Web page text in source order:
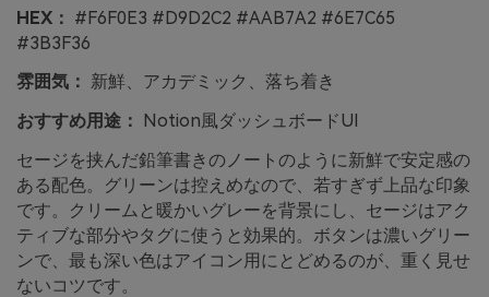
HEX： #F6F0E3 #D9D2C2 #AAB7A2 #6E7C65
#3B3F36
雰囲気： 新鮮、アカデミック、落ち着き
おすすめ用途：
Notion風ダッシュボードUI
セージを挟んだ鉛筆書きのノートのように新鮮で安定感の
ある配色。グリーンは控えめなので、若すぎず上品な印象
です。クリームと暖かいグレーを背景にし、セージはアク
ティブな部分やタグに使うと効果的。ボタンは濃いグリー
ンで、最も深い色はアイコン用にとどめるのが、重く見せ
ないコツです。